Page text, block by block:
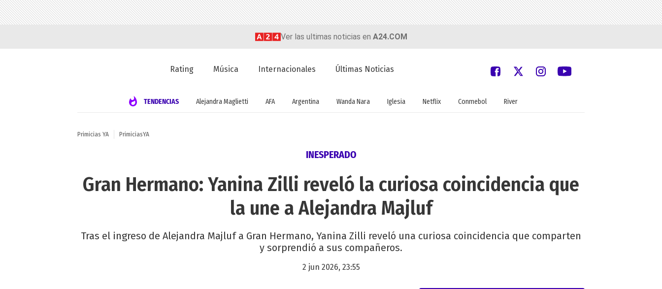
Ver las ultimas noticias en A24.COM
Rating Música Internacionales Últimas Noticias
TENDENCIAS Alejandra Maglietti AFA Argentina Wanda Nara Iglesia Netflix Conmebol River
Primicias YA PrimiciasYA
INESPERADO
Gran Hermano: Yanina Zilli reveló la curiosa coincidencia que
la une a Alejandra Majluf
Tras el ingreso de Alejandra Majluf a Gran Hermano, Yanina Zilli reveló una curiosa coincidencia que comparten
y sorprendió a sus compañeros.
2 jun 2026, 23:55